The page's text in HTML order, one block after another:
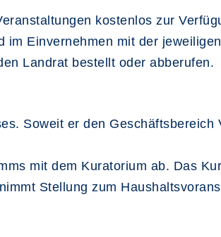
kostenlos zur
Einvernehmen mit der
Landrat bestellt oder abberufen.
Soweit er den Geschäftsbereich
mit dem Kuratorium ab. Das
Stellung zum